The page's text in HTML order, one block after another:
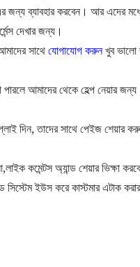
ব্যাবহার করবেন। আর এদের
দেখার জন্য।
সাথেযোগাযোগ করুনখুব ভালো
আমাদের থেকে হেল্প নেয়ার
দিন, তাদের সাথে পেইজ শেয়ার
কমেন্টস অ্যান্ড শেয়ার ভিক্ষা
ইউস করে কাস্টমার এটাক